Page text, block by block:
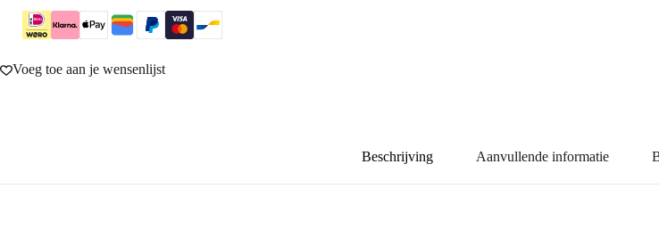
Voeg toe aan je wensenlijst
Beschrijving Aanvullende informatie